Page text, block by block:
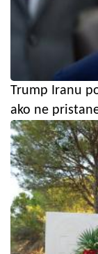
Trump Iranu
ako ne